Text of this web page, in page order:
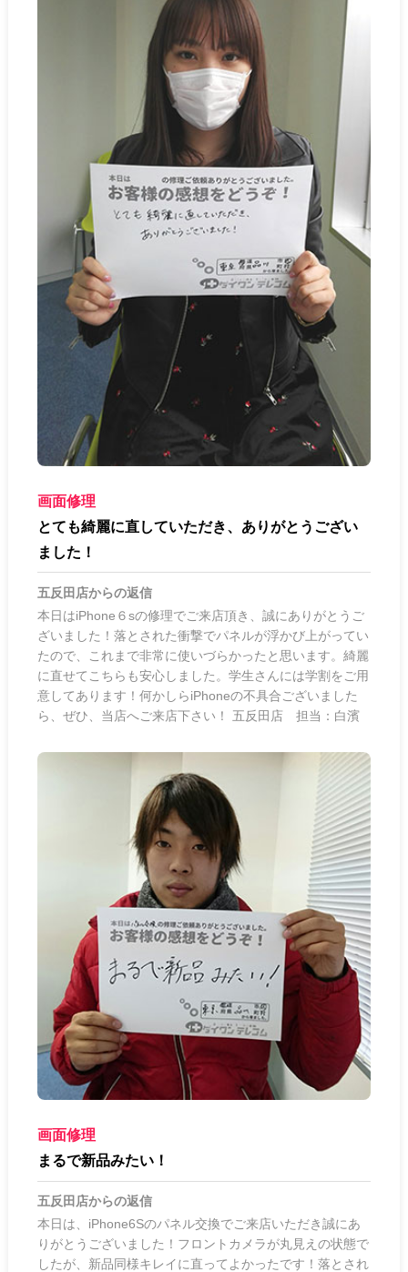
画面修理
とても綺麗に直していただき、ありがとうござい
ました！
五反田店からの返信
本日はiPhone６sの修理でご来店頂き、誠にありがとうご
ざいました！落とされた衝撃でパネルが浮かび上がってい
たので、これまで非常に使いづらかったと思います。綺麗
に直せてこちらも安心しました。学生さんには学割をご用
意してあります！何かしらiPhoneの不具合ございました
ら、ぜひ、当店へご来店下さい！ 五反田店 担当：白濱
画面修理
まるで新品みたい！
五反田店からの返信
本日は、iPhone6Sのパネル交換でご来店いただき誠にあ
りがとうございました！フロントカメラが丸見えの状態で
したが、新品同様キレイに直ってよかったです！落とされ